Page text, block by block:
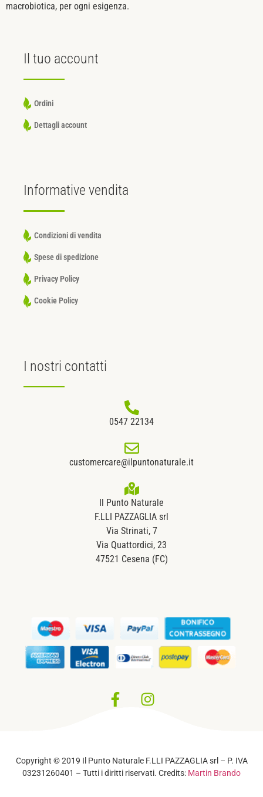
macrobiotica, per ogni esigenza.
Il tuo account
Ordini
Dettagli account
Informative vendita
Condizioni di vendita
Spese di spedizione
Privacy Policy
Cookie Policy
I nostri contatti
0547 22134
customercare@ilpuntonaturale.it
Il Punto Naturale
F.LLI PAZZAGLIA srl
Via Strinati, 7
Via Quattordici, 23
47521 Cesena (FC)
Copyright © 2019 Il Punto Naturale F.LLI PAZZAGLIA srl – P. IVA
03231260401 – Tutti i diritti riservati. Credits: Martin Brando